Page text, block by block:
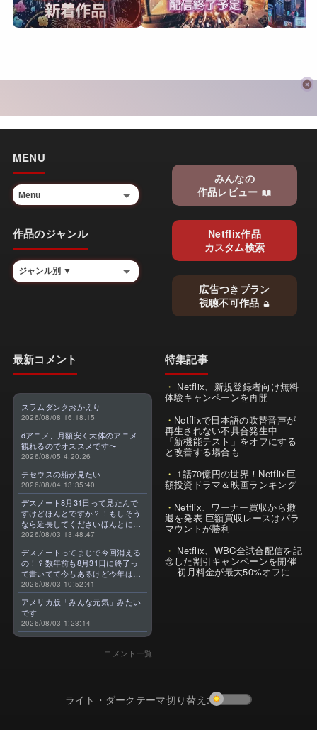
MENU
作品のジャンル
みんなの
作品レビュー
Netflix作品
カスタム検索
広告つきプラン
視聴不可作品
最新コメント
スラムダンクおかえり
2026/08/08 16:18:15
dアニメ、月額安く大体のアニメ
観れるのでオススメです〜
2026/08/05 4:20:26
テセウスの船が見たい
2026/08/04 13:35:40
デスノート8月31日って見たんで
すけどほんとですか？！もしそう
なら延長してくださいほんとに大
好きなんです😭
2026/08/03 13:48:47
デスノートってまじで今回消える
の！？数年前も8月31日に終了っ
て書いてて今もあるけど今年はま
じのやつ！？よくわからん！！で
きればなくならないでほしい！平
成アニメを振り返らせてくれっ
っ！！！！！！！
2026/08/03 10:52:41
アメリカ版「みんな元気」みたい
です
2026/08/03 1:23:14
コメント一覧
特集記事
Netflix、新規登録者向け無料
体験キャンペーンを再開
Netflixで日本語の吹替音声が
再生されない不具合発生中｜
「新機能テスト」をオフにする
と改善する場合も
1話70億円の世界！Netflix巨
額投資ドラマ＆映画ランキング
Netflix、ワーナー買収から撤
退を発表 巨額買収レースはパラ
マウントが勝利
Netflix、WBC全試合配信を記
念した割引キャンペーンを開催
— 初月料金が最大50%オフに
ライト・ダークテーマ切り替え: